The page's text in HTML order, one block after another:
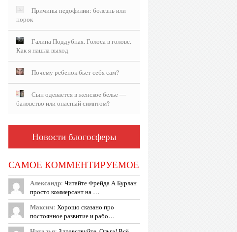
Причины педофилии: болезнь или
порок
Галина Поддубная. Голоса в голове.
Как я нашла выход
Почему ребенок бьет себя сам?
Сын одевается в женское белье —
баловство или опасный симптом?
Новости блогосферы
САМОЕ КОММЕНТИРУЕМОЕ
Александр: Читайте Фрейда А Бурлан
просто коммерсант на …
Максим: Хорошо сказано про
постоянное развитие и рабо…